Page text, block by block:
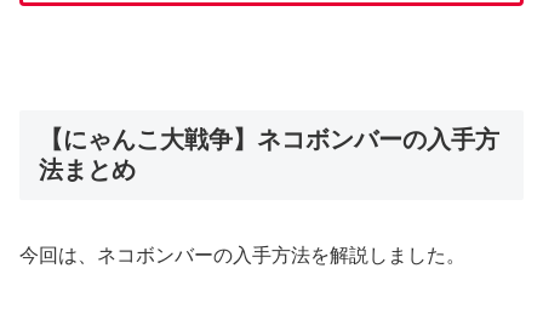
【にゃんこ大戦争】ネコボンバーの入手方
法まとめ
今回は、ネコボンバーの入手方法を解説しました。